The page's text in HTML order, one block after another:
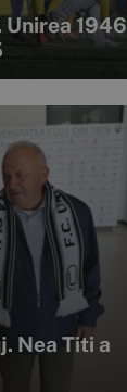
1946
Nea Titi a